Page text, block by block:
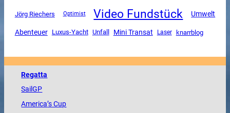
Jörg Riechers Optimist Video Fundstück Umwelt
Abenteuer Luxus-Yacht Unfall Mini Transat Laser knarrblog
Regatta
SailGP
America’s Cup